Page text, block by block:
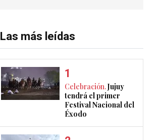
Las más leídas
Celebración.Jujuy
tendrá el primer
Festival Nacional del
Éxodo